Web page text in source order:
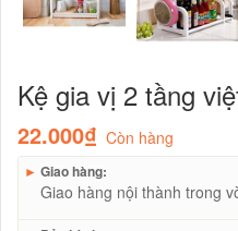
Kệ gia vị 2 tầng
22.000₫ Còn hàng
► Giao hàng:
Giao hàng nội thành trong